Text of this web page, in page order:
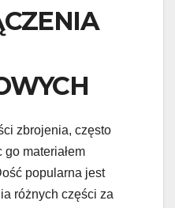
zbrojenia, często
materiałem
popularna jest
różnych części za